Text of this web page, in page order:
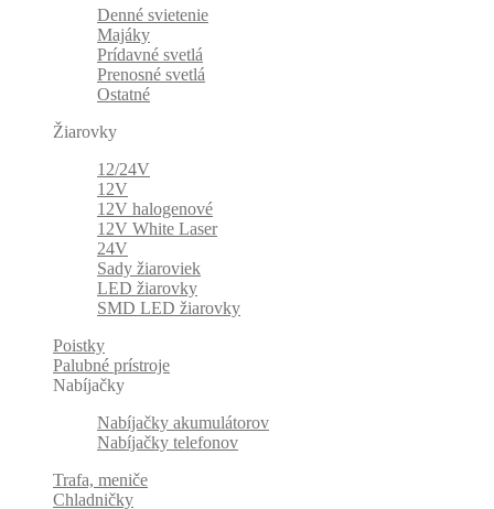
Denné svietenie
Majáky
Prídavné svetlá
Prenosné svetlá
Ostatné
Žiarovky
12/24V
12V
12V halogenové
12V White Laser
24V
Sady žiaroviek
LED žiarovky
SMD LED žiarovky
Poistky
Palubné prístroje
Nabíjačky
Nabíjačky akumulátorov
Nabíjačky telefonov
Trafa, meniče
Chladničky